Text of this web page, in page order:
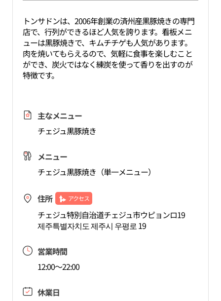
トンサドンは、2006年創業の済州産黒豚焼きの専門
店で、行列ができるほど人気を誇ります。看板メニ
ューは黒豚焼きで、キムチチゲも人気があります。
肉を焼いてもらえるので、気軽に食事を楽しむこと
ができ、炭火ではなく練炭を使って香りを出すのが
特徴です。
主なメニュー
チェジュ黒豚焼き
メニュー
チェジュ黒豚焼き（単一メニュー）
住所 アクセス
チェジュ特別自治道チェジュ市ウピョンロ19
제주특별자치도 제주시 우평로 19
営業時間
12:00～22:00
休業日